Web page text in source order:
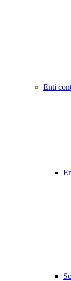
Enti